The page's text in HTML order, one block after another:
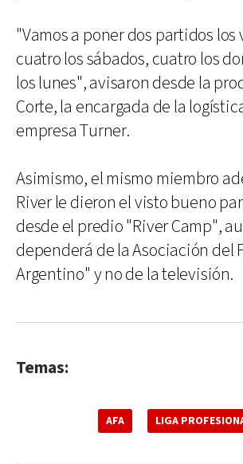
"Vamos a poner dos partidos los
cuatro los sábados, cuatro los
los lunes", avisaron desde la
Corte, la encargada de la
empresa Turner.
Asimismo, el mismo miembro
River le dieron el visto bueno
desde el predio "River Camp",
dependerá de la Asociación del
Argentino" y no de la televisión.
Temas:
AFA LIGA